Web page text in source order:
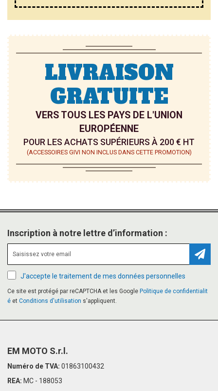
LIVRAISON
GRATUITE
VERS TOUS LES PAYS DE L'UNION
EUROPÉENNE
POUR LES ACHATS SUPÉRIEURS À 200 € HT
(ACCESSOIRES GIVI NON INCLUS DANS CETTE PROMOTION)
Inscription à notre lettre d’information :
J'accepte le traitement de mes données personnelles
Ce site est protégé par reCAPTCHA et les Google Politique de confidentialit
é et Conditions d'utilisation s'appliquent.
EM MOTO S.r.l.
Numéro de TVA: 01863100432
REA: MC - 188053